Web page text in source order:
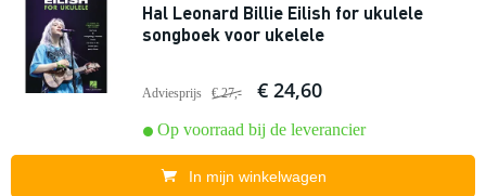
Hal Leonard Billie Eilish for ukulele
songboek voor ukelele
Adviesprijs € 27,- € 24,60
Op voorraad bij de leverancier
In mijn winkelwagen